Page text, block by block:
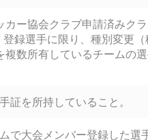
ー協会クラブ申請済みク
録選手に限り、種別変更
数所有しているチームの
証を所持していること。
で大会メンバー登録した